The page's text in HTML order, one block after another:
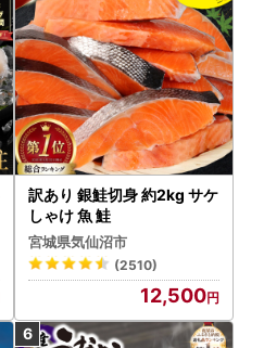
訳あり 銀鮭切身 約2kg サケ
しゃけ 魚 鮭
宮城県気仙沼市
(2510)
12,500